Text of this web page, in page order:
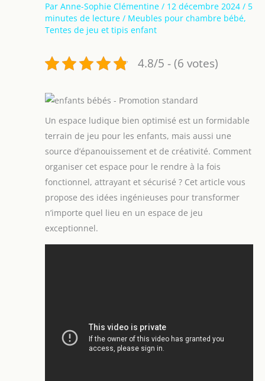
Par Anne-Sophie Clémentine / 12 décembre 2024 / 5
minutes de lecture / Meubles pour chambre bébé,
Tentes de jeu et tipis enfant
4.8/5 - (6 votes)
Un espace ludique bien optimisé est un formidable
terrain de jeu pour les enfants, mais aussi une
source d’épanouissement et de créativité. Comment
organiser cet espace pour le rendre à la fois
fonctionnel, attrayant et sécurisé ? Cet article vous
propose des idées ingénieuses pour transformer
n’importe quel lieu en un espace de jeu
exceptionnel.